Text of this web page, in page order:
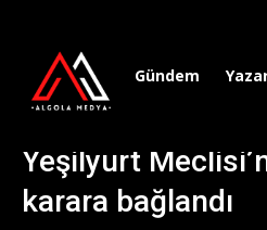
Gündem
Yeşilyurt
karara bağlandı